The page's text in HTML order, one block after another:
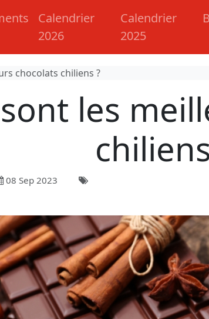
Calendrier
2026
Calendrier
2025
chocolats chiliens ?
les
08 Sep 2023